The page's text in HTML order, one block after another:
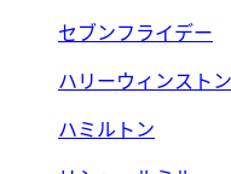
セブンフライデー
ハリーウィンストン
ハミルトン